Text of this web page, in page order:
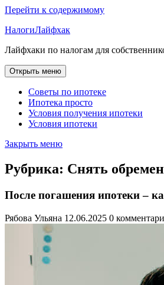
Перейти к содержимому
НалогиЛайфхак
Лайфхаки по налогам для
Открыть меню
Советы по ипотеке
Ипотека просто
Условия получения ипотеки
Условия ипотеки
Закрыть меню
Рубрика: Снять
После погашения ипотеки –
Рябова Ульяна 12.06.2025 0